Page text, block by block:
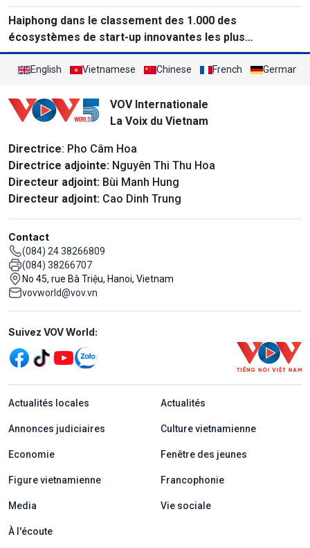
Haiphong dans le classement des 1.000 des
écosystèmes de start-up innovantes les plus
performants au monde
English Vietnamese Chinese French German
VOV Internationale
La Voix du Vietnam
Directrice: Pho Câm Hoa
Directrice adjointe: Nguyên Thi Thu Hoa
Directeur adjoint: Bùi Manh Hung
Directeur adjoint: Cao Dinh Trung
Contact
(084) 24 38266809
(084) 38266707
No 45, rue Bà Triệu, Hanoi, Vietnam
vovworld@vov.vn
Mạng xã hội
Suivez VOV World:
menu footer tiếng Pháp
Actualités locales Actualités
Annonces judiciaires Culture vietnamienne
Economie Fenêtre des jeunes
Figure vietnamienne Francophonie
Media Vie sociale
À l'écoute